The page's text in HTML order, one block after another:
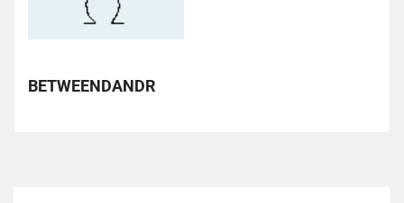
BETWEENDANDR